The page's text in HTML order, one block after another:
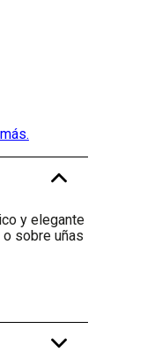
-
y elegante
sobre uñas
+